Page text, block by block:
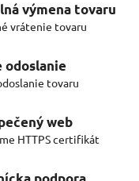
výmena tovaru
vrátenie tovaru
odoslanie
tovaru
web
HTTPS certifikát